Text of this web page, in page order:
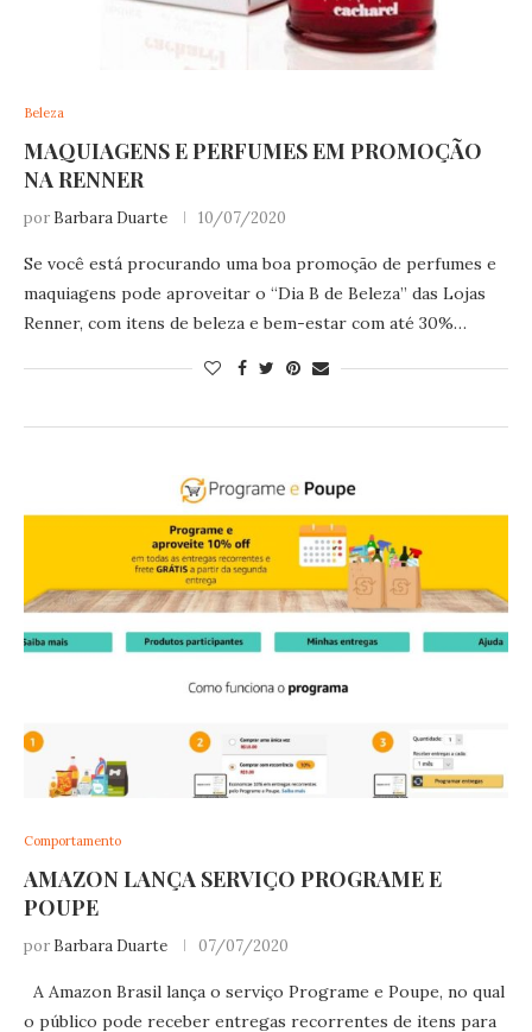
Beleza
MAQUIAGENS E PERFUMES EM PROMOÇÃO
NA RENNER
por Barbara Duarte 10/07/2020
Se você está procurando uma boa promoção de perfumes e
maquiagens pode aproveitar o “Dia B de Beleza” das Lojas
Renner, com itens de beleza e bem-estar com até 30%…
Comportamento
AMAZON LANÇA SERVIÇO PROGRAME E
POUPE
por Barbara Duarte 07/07/2020
A Amazon Brasil lança o serviço Programe e Poupe, no qual
o público pode receber entregas recorrentes de itens para